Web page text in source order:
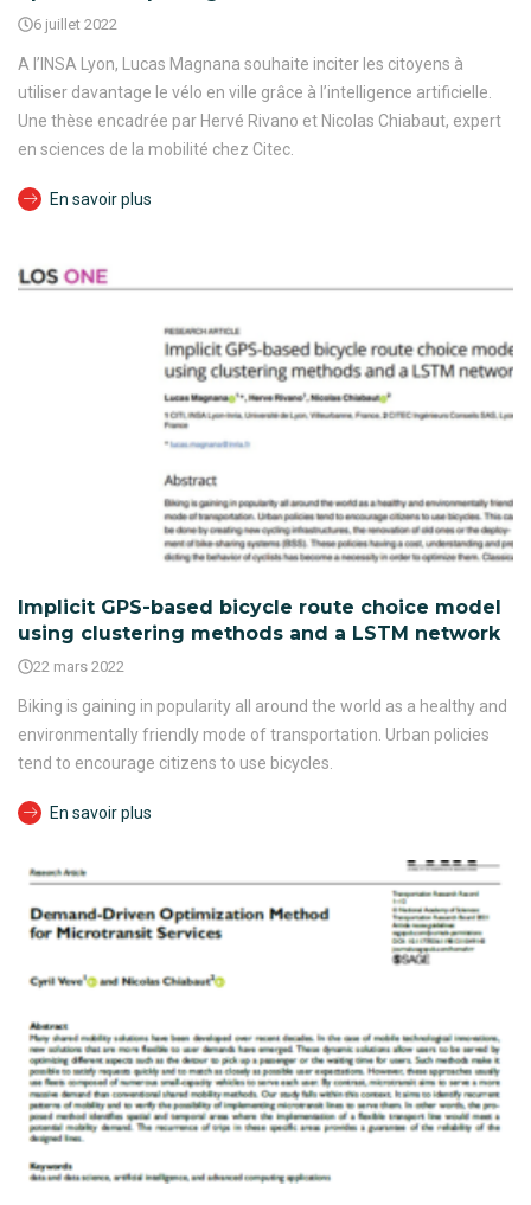
6 juillet 2022
A l’INSA Lyon, Lucas Magnana souhaite inciter les citoyens à
utiliser davantage le vélo en ville grâce à l’intelligence artificielle.
Une thèse encadrée par Hervé Rivano et Nicolas Chiabaut, expert
en sciences de la mobilité chez Citec.
En savoir plus
Implicit GPS-based bicycle route choice model
using clustering methods and a LSTM network
22 mars 2022
Biking is gaining in popularity all around the world as a healthy and
environmentally friendly mode of transportation. Urban policies
tend to encourage citizens to use bicycles.
En savoir plus